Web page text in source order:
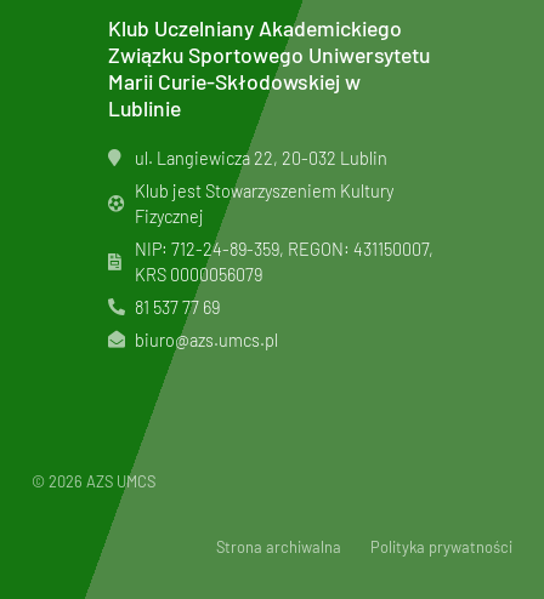
Klub Uczelniany Akademickiego
Związku Sportowego Uniwersytetu
Marii Curie-Skłodowskiej w
Lublinie
ul. Langiewicza 22, 20-032 Lublin
Klub jest Stowarzyszeniem Kultury
Fizycznej
NIP: 712-24-89-359, REGON: 431150007,
KRS 0000056079
81 537 77 69
biuro@azs.umcs.pl
© 2026 AZS UMCS
Strona archiwalna Polityka prywatności